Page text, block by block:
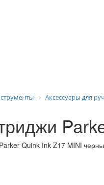
Аксессуары для